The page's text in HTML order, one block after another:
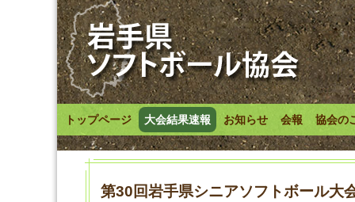
トップページ 大会結果速報 お知らせ 会報 協会の
第30回岩手県シニアソフトボール大